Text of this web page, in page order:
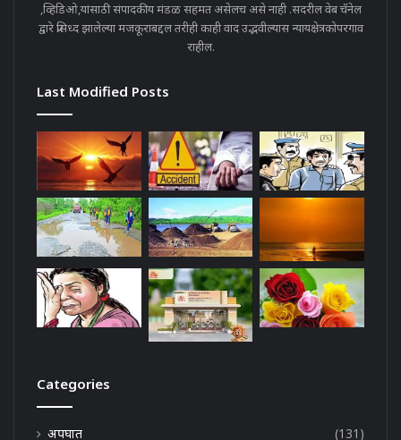
,व्हिडिओ,यांसाठी संपादकीय मंडळ सहमत असेलच असे नाही .सदरील वेब चॅनेल
द्वारे प्रसिध्द झालेल्या मजकूराबद्दल तरीही काही वाद उद्भवील्यास न्यायक्षेत्रकोपरगाव
राहील.
Last Modified Posts
Categories
अपघात (131)